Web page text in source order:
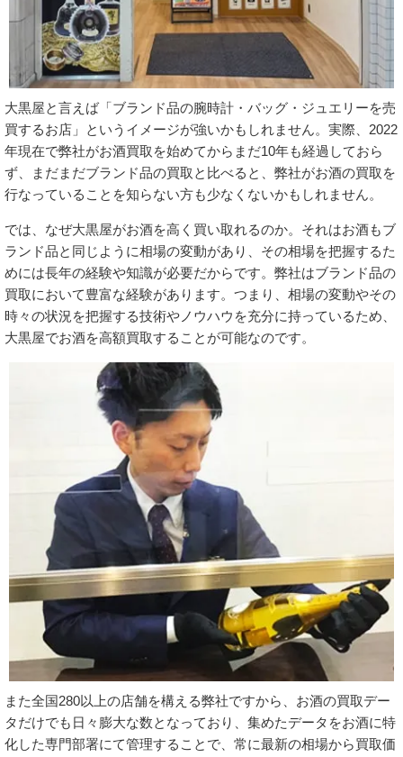
大黒屋と言えば「ブランド品の腕時計・バッグ・ジュエリーを売
買するお店」というイメージが強いかもしれません。実際、2022
年現在で弊社がお酒買取を始めてからまだ10年も経過しておら
ず、まだまだブランド品の買取と比べると、弊社がお酒の買取を
行なっていることを知らない方も少なくないかもしれません。
では、なぜ大黒屋がお酒を高く買い取れるのか。それはお酒もブ
ランド品と同じように相場の変動があり、その相場を把握するた
めには長年の経験や知識が必要だからです。弊社はブランド品の
買取において豊富な経験があります。つまり、相場の変動やその
時々の状況を把握する技術やノウハウを充分に持っているため、
大黒屋でお酒を高額買取することが可能なのです。
また全国280以上の店舗を構える弊社ですから、お酒の買取デー
タだけでも日々膨大な数となっており、集めたデータをお酒に特
化した専門部署にて管理することで、常に最新の相場から買取価